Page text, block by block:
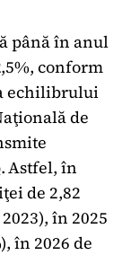
până în anul
conform
echilibrului
de
. Astfel, în
de 2,82
în 2025
în 2026 de